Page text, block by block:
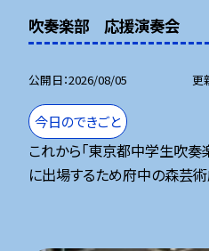
吹奏楽部 応援演奏会
公開日 2026/08/05 更
今日のできごと
これから「東京都中学生吹奏
に出場するため府中の森芸